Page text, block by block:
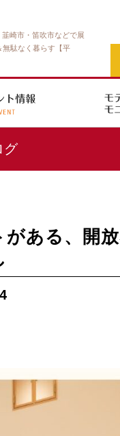
崎市・笛吹市などで展
無駄なく暮らす【平
グ
がある、開